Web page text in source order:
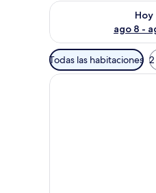
Hoy
ago 8 -
Consulta la
Filtros
disponibles
para
Todas las habitaciones